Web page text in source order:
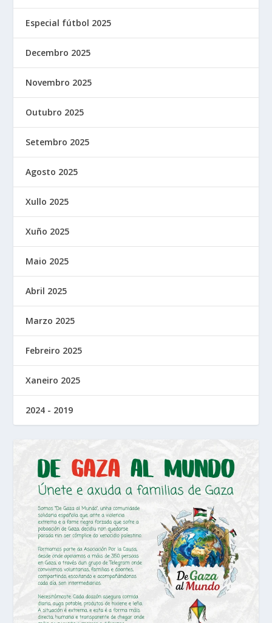
Especial fútbol 2025
Decembro 2025
Novembro 2025
Outubro 2025
Setembro 2025
Agosto 2025
Xullo 2025
Xuño 2025
Maio 2025
Abril 2025
Marzo 2025
Febreiro 2025
Xaneiro 2025
2024 - 2019